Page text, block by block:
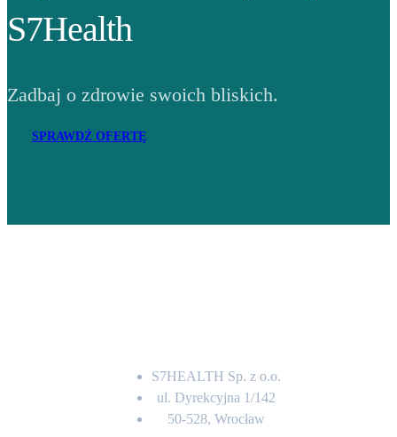
S7Health
Zadbaj o zdrowie swoich bliskich.
SPRAWDŹ OFERTĘ
S7HEALTH Sp. z o.o.
ul. Dyrekcyjna 1/142
50-528, Wrocław